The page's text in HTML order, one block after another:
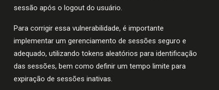
sessão após o logout do usuário.
Para corrigir essa vulnerabilidade, é importante
implementar um gerenciamento de sessões seguro e
adequado, utilizando tokens aleatórios para identificação
das sessões, bem como definir um tempo limite para
expiração de sessões inativas.